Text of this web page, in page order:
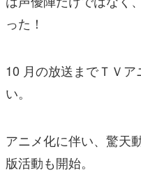
った！
10 月の放送までＴＶ
い。
アニメ化に伴い、驚天
版活動も開始。